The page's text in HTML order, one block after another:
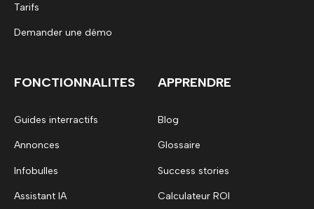
Tarifs
Demander une démo
FONCTIONNALITES
Guides interractifs
Annonces
Infobulles
Assistant IA
APPRENDRE
Blog
Glossaire
Success stories
Calculateur ROI